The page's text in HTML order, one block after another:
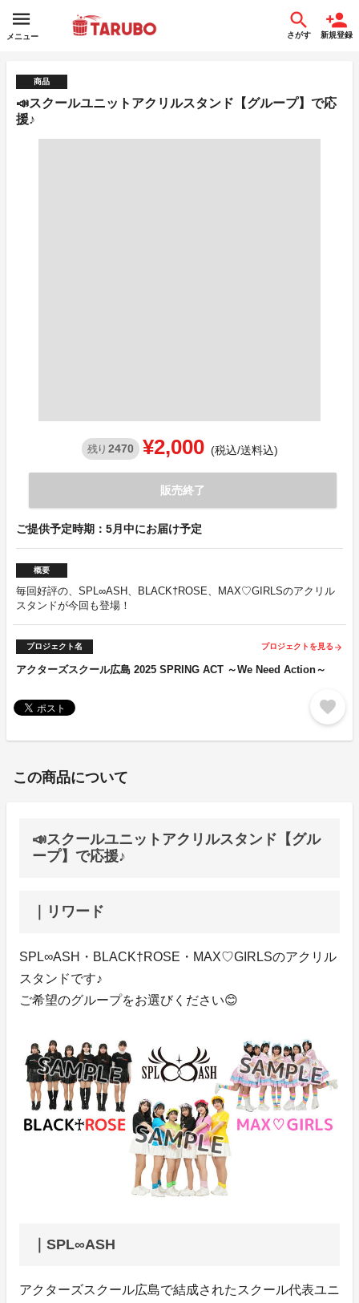
メニュー さがす 新規登録
商品
📣スクールユニットアクリルスタンド【グループ】で応
援♪
残り 2470 ¥2,000 (税込/送料込)
販売終了
ご提供予定時期：5月中にお届け予定
概要
毎回好評の、SPL∞ASH、BLACK†ROSE、MAX♡GIRLSのアクリル
スタンドが今回も登場！
プロジェクト名 プロジェクトを見る arrow_forward
アクターズスクール広島 2025 SPRING ACT ～We Need Action～
favorite
この商品について
📣スクールユニットアクリルスタンド【グル
ープ】で応援♪
｜リワード
SPL∞ASH・BLACK†ROSE・MAX♡GIRLSのアクリル
スタンドです♪
ご希望のグループをお選びください😊
｜SPL∞ASH
アクターズスクール広島で結成されたスクール代表ユニ